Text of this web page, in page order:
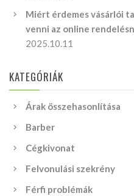
Miért érdemes vásárlói
venni az online
2025.10.11
KATEGÓRIÁK
Árak összehasonlítása
Barber
Cégkivonat
Felvonulási szekrény
Férfi problémák